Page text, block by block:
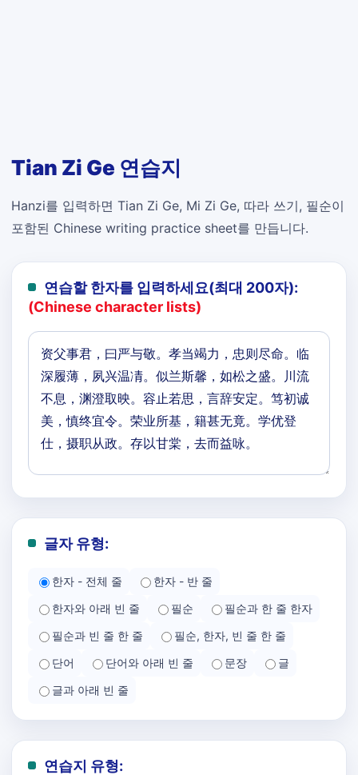
Tian Zi Ge 연습지
Hanzi를 입력하면 Tian Zi Ge, Mi Zi Ge, 따라 쓰기, 필순이
포함된 Chinese writing practice sheet를 만듭니다.
연습할 한자를 입력하세요(최대 200자):
(Chinese character lists)
글자 유형:
한자 - 전체 줄
한자 - 반 줄
한자와 아래 빈 줄
필순
필순과 한 줄 한자
필순과 빈 줄 한 줄
필순, 한자, 빈 줄 한 줄
단어
단어와 아래 빈 줄 문장
글
글과 아래 빈 줄
연습지 유형: